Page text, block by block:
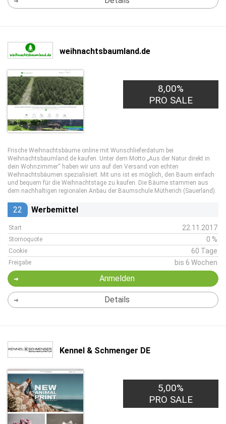
weihnachtsbaumland.de
8,00%
PRO SALE
Frische Weihnachtsbäume online mit Wunschlieferdatum bei
Weihnachtsbaumland.de kaufen. Unter dem Motto „Aus der Natur direkt in
dein Wohnzimmer“ haben wir uns auf den Versand von echten
Weihnachtsbäumen spezialisiert. Mit uns ist es möglich, den Baum einfach
und bequem für die Weihnachtstage zu kaufen. Die Bäume stammen aus
dem nachhaltigen regionalen Anbau der Baumschule Mütherich (Sauerland).
22 Werbemittel
Start 22.11.2017
Stornoquote 0 %
Cookie 60 Tage
Freigabe bis 6 Wochen
Anmelden
Details
Kennel & Schmenger DE
5,00%
PRO SALE